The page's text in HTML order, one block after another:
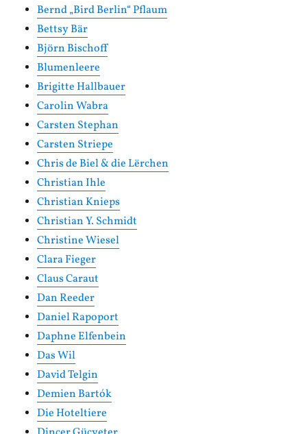
Bernd „Bird Berlin“ Pflaum
Bettsy Bär
Björn Bischoff
Blumenleere
Brigitte Hallbauer
Carolin Wabra
Carsten Stephan
Carsten Striepe
Chris de Biel & die Lërchen
Christian Ihle
Christian Knieps
Christian Y. Schmidt
Christine Wiesel
Clara Fieger
Claus Caraut
Dan Reeder
Daniel Rapoport
Daphne Elfenbein
Das Wil
David Telgin
Demien Bartók
Die Hoteltiere